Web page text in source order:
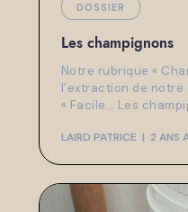
DOSSIER
Les champignons
Notre rubrique «
l’extraction de
« Facile… Les
LAIRD PATRICE 2 ANS